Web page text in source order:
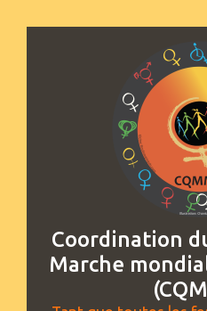
Coordination
Marche